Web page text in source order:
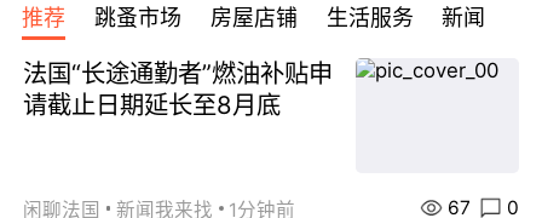
宾馆 108欧/天起
全程756欧/位
欧/天起 ~包拼房
每周铁发！
推荐 跳蚤市场 房屋店铺 生活服务 新闻
法国“长途通勤者”燃油补贴申
请截止日期延长至8月底
闲聊法国 新闻我来找 1分钟前 67 0